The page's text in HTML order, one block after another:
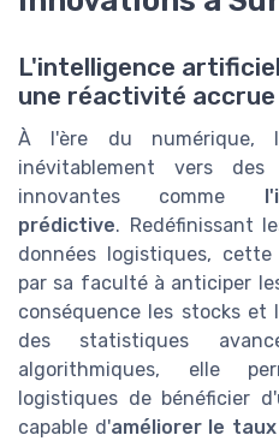
L'intelligence
une réactivité accrue
À l'ère du numérique,
inévitablement vers
innovantes comme
prédictive. Redéfinissant
données logistiques,
par sa faculté à anticiper
conséquence les stocks et
des statistiques
algorithmiques, elle
logistiques de bénéficier
capable d'améliorer le